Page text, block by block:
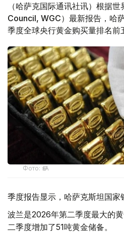
（哈萨克国际通讯社讯）根据
Council, WGC）最新报告，哈
季度全球央行黄金购买量排名前
Фото: ӨзА
季度报告显示，哈萨克斯坦国家
波兰是2026年第二季度最大的
二季度增加了51吨黄金储备。